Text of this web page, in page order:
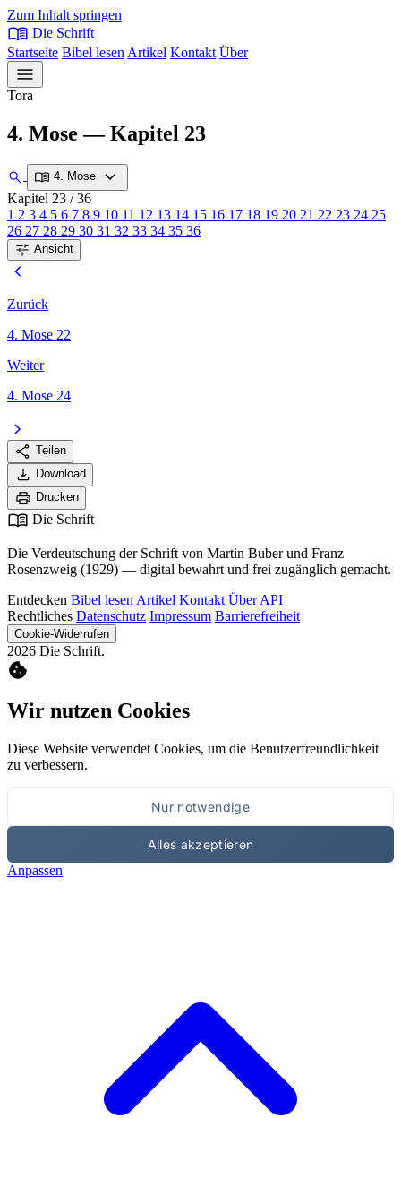
Zum Inhalt springen
menu_book Die Schrift
Startseite Bibel lesen Artikel Kontakt Über
menu
Tora
4. Mose — Kapitel 23
search menu_book 4. Mose expand_more
Kapitel 23 / 36
1 2 3 4 5 6 7 8 9 10 11 12 13 14 15 16 17 18 19 20 21 22 23 24 25
26 27 28 29 30 31 32 33 34 35 36
tune Ansicht
chevron_left
Zurück
4. Mose 22
Weiter
4. Mose 24
chevron_right
share Teilen
download Download
print Drucken
menu_book Die Schrift
Die Verdeutschung der Schrift von Martin Buber und Franz
Rosenzweig (1929) — digital bewahrt und frei zugänglich gemacht.
Entdecken Bibel lesen Artikel Kontakt Über API
Rechtliches Datenschutz Impressum Barrierefreiheit
Cookie-Widerrufen
2026 Die Schrift.
cookie
Wir nutzen Cookies
Diese Website verwendet Cookies, um die Benutzerfreundlichkeit
zu verbessern.
Nur notwendige
Alles akzeptieren
Anpassen